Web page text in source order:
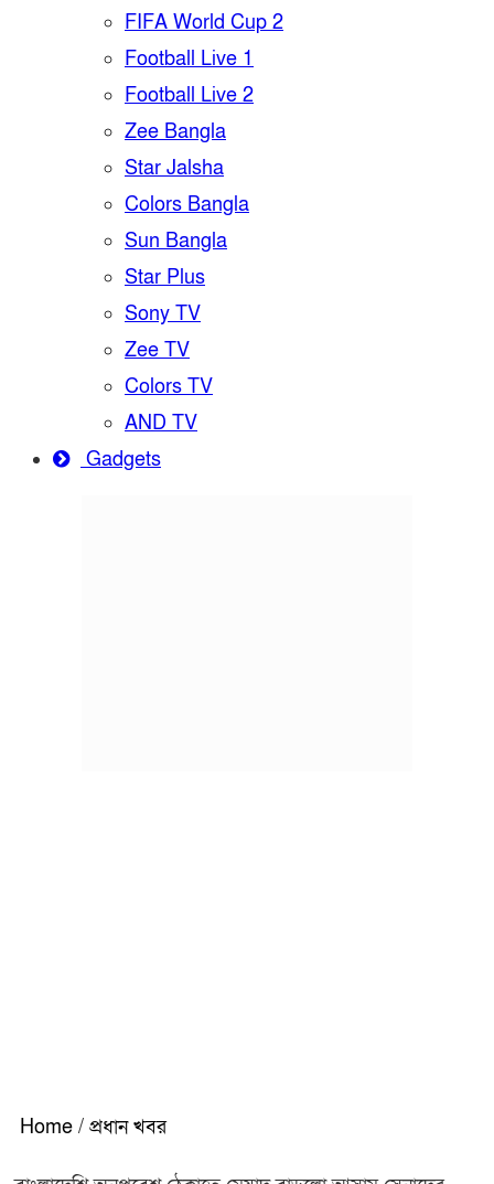
FIFA World Cup 2
Football Live 1
Football Live 2
Zee Bangla
Star Jalsha
Colors Bangla
Sun Bangla
Star Plus
Sony TV
Zee TV
Colors TV
AND TV
Gadgets
Home / প্রধান খবর